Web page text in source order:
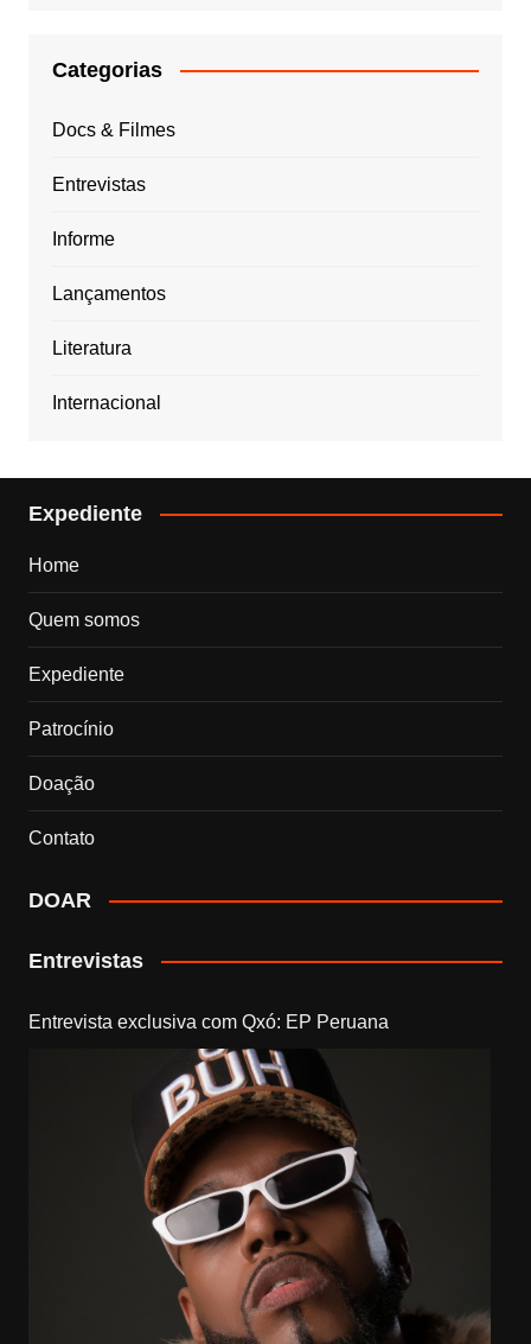
Categorias
Docs & Filmes
Entrevistas
Informe
Lançamentos
Literatura
Internacional
Expediente
Home
Quem somos
Expediente
Patrocínio
Doação
Contato
DOAR
Entrevistas
Entrevista exclusiva com Qxó: EP Peruana